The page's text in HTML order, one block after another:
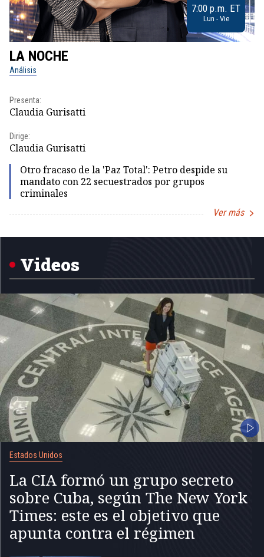
7:00 p.m. ET
Lun - Vie
LA NOCHE
Análisis
Presenta:
Claudia Gurisatti
Dirige:
Claudia Gurisatti
Otro fracaso de la 'Paz Total': Petro despide su
mandato con 22 secuestrados por grupos
criminales
Ver más
Videos
Estados Unidos
La CIA formó un grupo secreto
sobre Cuba, según The New York
Times: este es el objetivo que
apunta contra el régimen